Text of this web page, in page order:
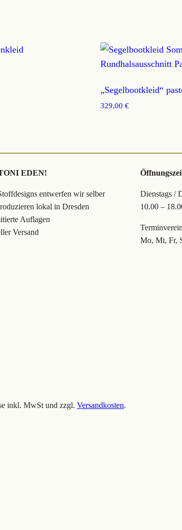
„Segelbootkleid“
329,00 €
EDEN!
entwerfen wir selber
lokal in Dresden
Auflagen
Versand
Dienstags /
10.00 –
Mo, Mi, Fr,
inkl. MwSt und zzgl. Versandkosten.